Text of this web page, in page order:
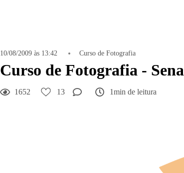
10/08/2009 às 13:42 Curso de Fotografia
Curso de Fotografia -
1652 13 1min de leitura